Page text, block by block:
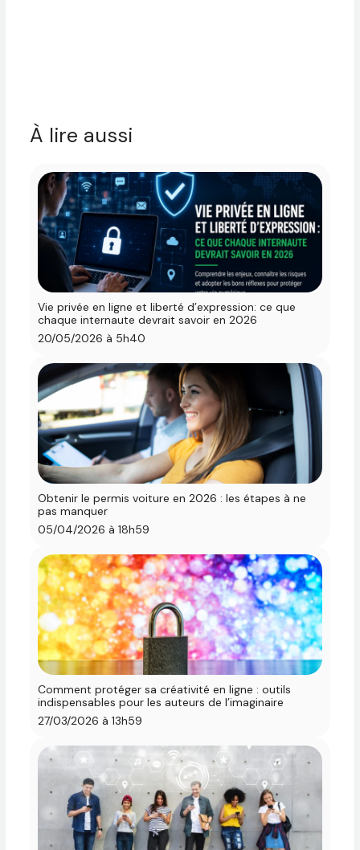
À lire aussi
Vie privée en ligne et liberté d’expression: ce que
chaque internaute devrait savoir en 2026
20/05/2026 à 5h40
Obtenir le permis voiture en 2026 : les étapes à ne
pas manquer
05/04/2026 à 18h59
Comment protéger sa créativité en ligne : outils
indispensables pour les auteurs de l’imaginaire
27/03/2026 à 13h59